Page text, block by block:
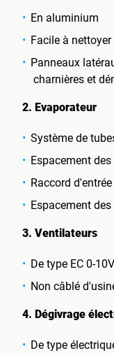
En aluminium
Facile à nettoyer
Panneaux
charnières et
2. Evaporateur
Système de
Espacement
Raccord
Espacement
3. Ventilateurs
De type EC 0-10V
Non câblé
4. Dégivrage
De type